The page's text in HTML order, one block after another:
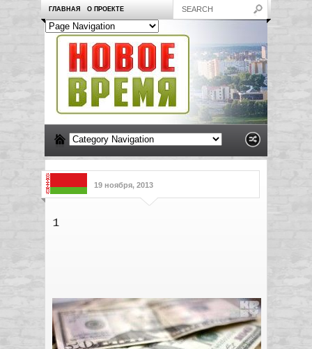
ГЛАВНАЯ О ПРОЕКТЕ
19 ноября, 2013
1